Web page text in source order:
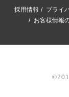
採用情報 プライ
お客様情報